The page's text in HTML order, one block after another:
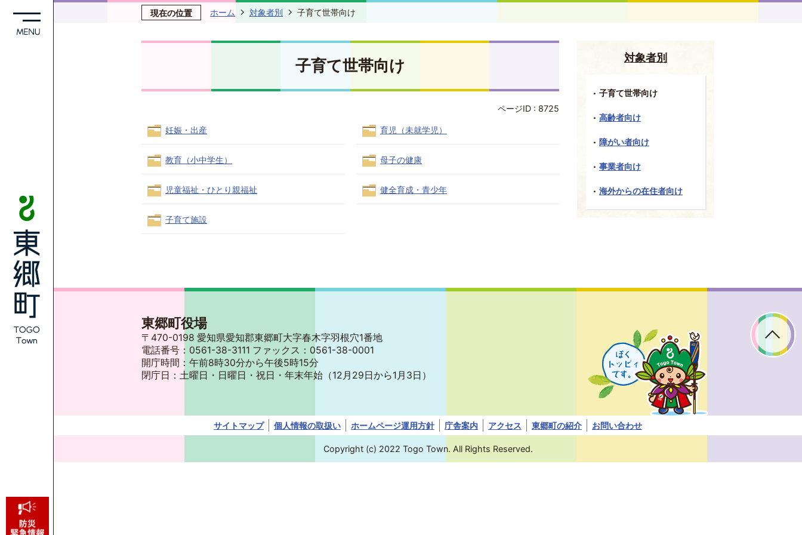
現在の位置 ホーム 対象者別 子育て世帯向け
子育て世帯向け
ページID : 8725
妊娠・出産 育児（未就学児）
教育（小中学生） 母子の健康
児童福祉・ひとり親福祉 健全育成・青少年
子育て施設
対象者別
子育て世帯向け
高齢者向け
障がい者向け
事業者向け
海外からの在住者向け
東郷町役場
〒470-0198 愛知県愛知郡東郷町大字春木字羽根穴1番地
電話番号：0561-38-3111 ファックス：0561-38-0001
開庁時間：午前8時30分から午後5時15分
閉庁日：土曜日・日曜日・祝日・年末年始 （12月29日から1月3日）
ッ
ピ
す。
サイトマップ 個人情報の取扱い ホームページ運用方針 庁舎案内 アクセス 東郷町の紹介 お問い合わせ
Copyright (c) 2022 Togo Town. All Rights Reserved.